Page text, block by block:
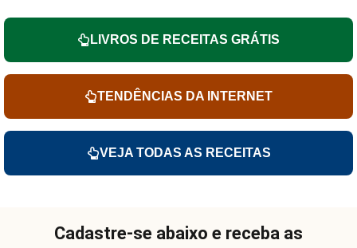
LIVROS DE RECEITAS GRÁTIS
TENDÊNCIAS DA INTERNET
VEJA TODAS AS RECEITAS
Cadastre-se abaixo e receba as